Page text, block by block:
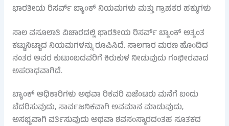
ಭಾರತೀಯ ರಿಸರ್ವ್ ಬ್ಯಾಂಕ್ ನಿಯಮಗಳು ಮತ್ತು ಗ್ರಾಹಕರ ಹಕ್ಕುಗಳು
ಸಾಲ ವಸೂಲಾತಿ ವಿಚಾರದಲ್ಲಿ ಭಾರತೀಯ ರಿಸರ್ವ್ ಬ್ಯಾಂಕ್ ಅತ್ಯಂತ
ಕಟ್ಟುನಿಟ್ಟಾದ ನಿಯಮಗಳನ್ನು ರೂಪಿಸಿದೆ. ಸಾಲಗಾರ ಮರಣ ಹೊಂದಿದ
ನಂತರ ಅವರ ಕುಟುಂಬದವರಿಗೆ ಕಿರುಕುಳ ನೀಡುವುದು ಗಂಭೀರವಾದ
ಅಪರಾಧವಾಗಿದೆ.
ಬ್ಯಾಂಕ್ ಅಧಿಕಾರಿಗಳು ಅಥವಾ ರಿಕವರಿ ಏಜೆಂಟರು ಮನೆಗೆ ಬಂದು
ಬೆದರಿಸುವುದು, ಸಾರ್ವಜನಿಕವಾಗಿ ಅವಮಾನ ಮಾಡುವುದು,
ಅಸಭ್ಯವಾಗಿ ವರ್ತಿಸುವುದು ಅಥವಾ ಶವಸಂಸ್ಕಾರದಂತಹ ಸೂತಕದ